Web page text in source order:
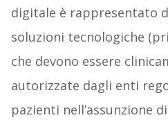
digitale è rappresentato
soluzioni tecnologiche
che devono essere
autorizzate dagli enti
pazienti nell’assunzione